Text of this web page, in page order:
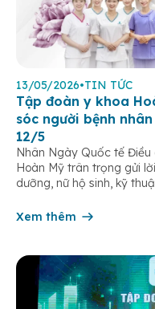
13/05/2026•TIN TỨC
Tập đoàn y khoa
sóc người bệnh
12/5
Nhân Ngày Quốc tế Điều
Hoàn Mỹ trân trọng gửi
dưỡng, nữ hộ sinh, kỹ
âm thầm đồng hành trên
Xem thêm